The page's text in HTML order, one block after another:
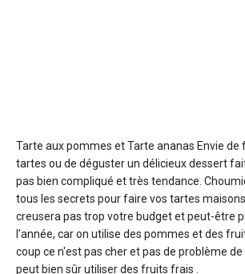
Tarte aux pommes et Tarte ananas Envie de
tartes ou de déguster un délicieux dessert
pas bien compliqué et très tendance.
tous les secrets pour faire vos tartes
creusera pas trop votre budget et peut-être
l'année, car on utilise des pommes et des
coup ce n'est pas cher et pas de problème
peut bien sûr utiliser des fruits frais .